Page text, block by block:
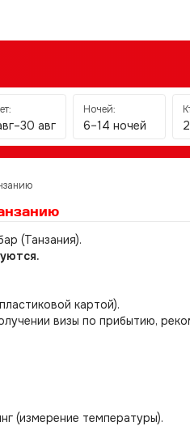
авг
Ночей:
6–14 ночей
(Танзания).
картой).
визы по прибытию,
(измерение температуры).